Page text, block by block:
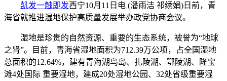
凯发一触即发西宁10月11日电 (潘雨洁 祁绣娟)日前，青
海省就推进湿地保护高质量发展举办政党协商会议。
湿地是珍贵的自然资源、重要的生态系统，被誉为“地球
之肾”。目前，青海省湿地面积为712.39万公项，占全国湿地
总面积的12.64%，建有青海湖鸟岛、扎陵湖、鄂陵湖、隆宝
滩4处国际 重要湿地，建成20处湿地公园、32处省级重要湿